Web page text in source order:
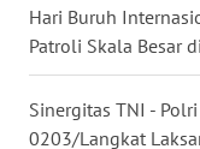
Hari Buruh
Patroli Skala Besar
Sinergitas TNI -
0203/Langkat
KARO
WN
SIMALUNGUN